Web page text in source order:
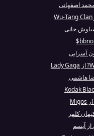
محمد اصفهانی
آسرایی
هاشمی
آیسم